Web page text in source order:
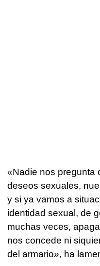
«Nadie nos pregunta
deseos sexuales,
y si ya vamos a
identidad sexual, de
muchas veces,
nos concede ni
del armario», ha